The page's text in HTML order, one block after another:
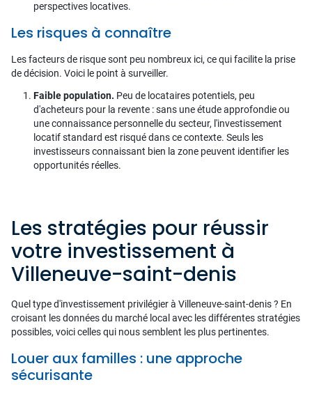
perspectives locatives.
Les risques à connaître
Les facteurs de risque sont peu nombreux ici, ce qui facilite la prise
de décision. Voici le point à surveiller.
Faible population. Peu de locataires potentiels, peu
d'acheteurs pour la revente : sans une étude approfondie ou
une connaissance personnelle du secteur, l'investissement
locatif standard est risqué dans ce contexte. Seuls les
investisseurs connaissant bien la zone peuvent identifier les
opportunités réelles.
Les stratégies pour réussir
votre investissement à
Villeneuve-saint-denis
Quel type d'investissement privilégier à Villeneuve-saint-denis ? En
croisant les données du marché local avec les différentes stratégies
possibles, voici celles qui nous semblent les plus pertinentes.
Louer aux familles : une approche
sécurisante